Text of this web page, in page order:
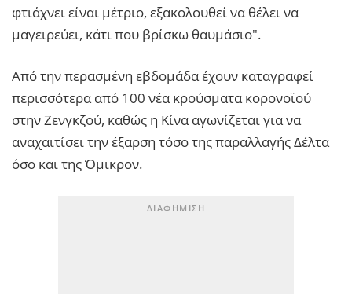
φτιάχνει είναι μέτριο, εξακολουθεί να θέλει να
μαγειρεύει, κάτι που βρίσκω θαυμάσιο".
Από την περασμένη εβδομάδα έχουν καταγραφεί
περισσότερα από 100 νέα κρούσματα κορονοϊού
στην Ζενγκζού, καθώς η Κίνα αγωνίζεται για να
αναχαιτίσει την έξαρση τόσο της παραλλαγής Δέλτα
όσο και της Όμικρον.